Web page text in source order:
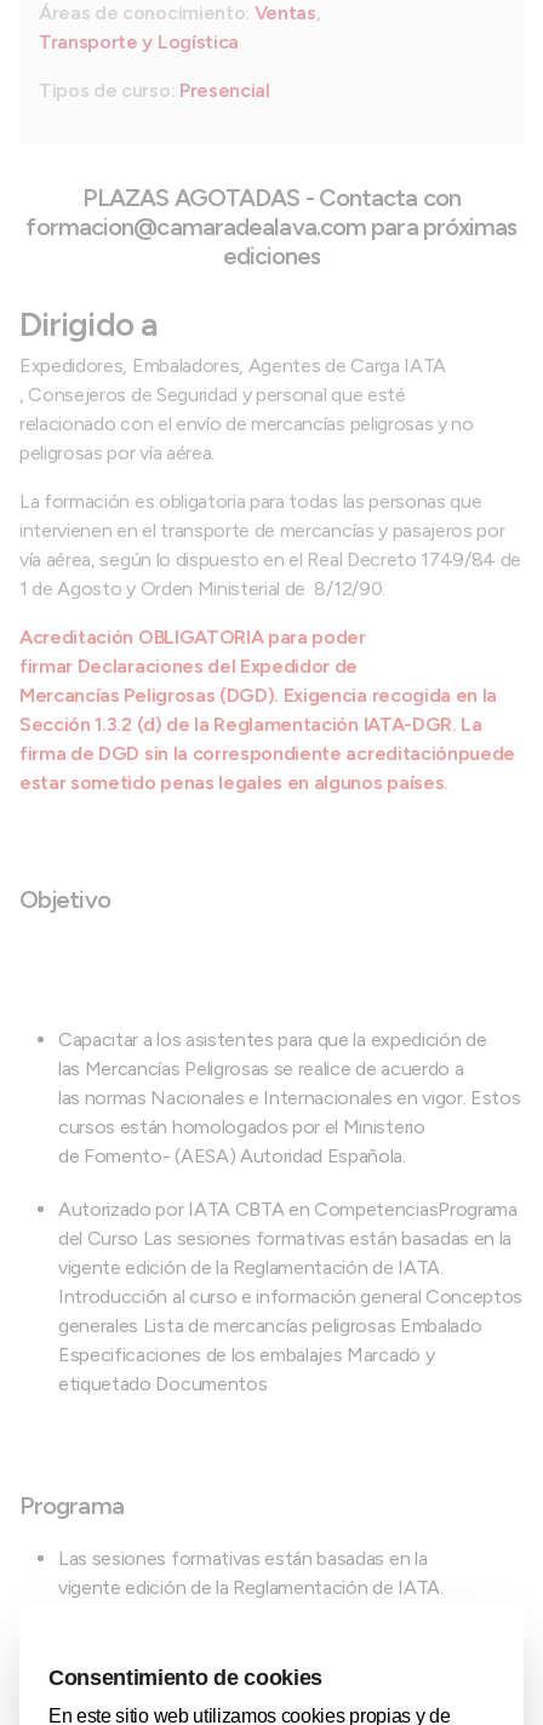
Áreas de conocimiento: Ventas,
Transporte y Logística
Tipos de curso: Presencial
PLAZAS AGOTADAS - Contacta con
formacion@camaradealava.com para próximas
ediciones
Dirigido a
Expedidores, Embaladores, Agentes de Carga IATA
, Consejeros de Seguridad y personal que esté
relacionado con el envío de mercancías peligrosas y no
peligrosas por vía aérea.
La formación es obligatoria para todas las personas que
intervienen en el transporte de mercancías y pasajeros por
vía aérea, según lo dispuesto en el Real Decreto 1749/84 de
1 de Agosto y Orden Ministerial de 8/12/90.
Acreditación OBLIGATORIA para poder
firmar Declaraciones del Expedidor de
Mercancías Peligrosas (DGD). Exigencia recogida en la
Sección 1.3.2 (d) de la Reglamentación IATA-DGR. La
firma de DGD sin la correspondiente acreditaciónpuede
estar sometido penas legales en algunos países.
Objetivo
Capacitar a los asistentes para que la expedición de
las Mercancías Peligrosas se realice de acuerdo a
las normas Nacionales e Internacionales en vigor. Estos
cursos están homologados por el Ministerio
de Fomento- (AESA) Autoridad Española.
Autorizado por IATA CBTA en CompetenciasPrograma
del Curso Las sesiones formativas están basadas en la
vigente edición de la Reglamentación de IATA.
Introducción al curso e información general Conceptos
generales Lista de mercancías peligrosas Embalado
Especificaciones de los embalajes Marcado y
etiquetado Documentos
Programa
Las sesiones formativas están basadas en la
vigente edición de la Reglamentación de IATA.